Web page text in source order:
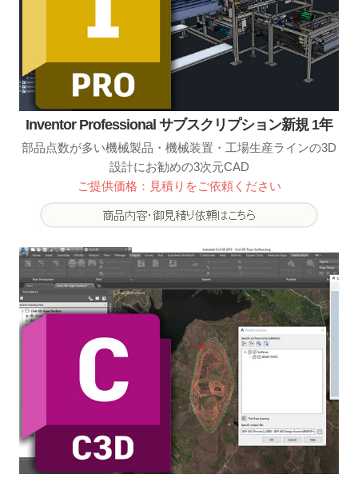
Inventor Professional サブスクリプション新規 1年
部品点数が多い機械製品・機械装置・工場生産ラインの3D
設計にお勧めの3次元CAD
ご提供価格：見積りをご依頼ください